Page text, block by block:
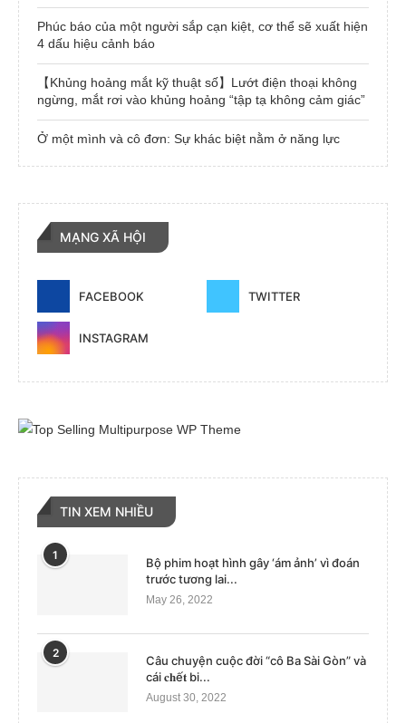
Phúc báo của một người sắp cạn kiệt, cơ thể sẽ xuất hiện
4 dấu hiệu cảnh báo
【Khủng hoảng mắt kỹ thuật số】Lướt điện thoại không
ngừng, mắt rơi vào khủng hoảng “tập tạ không cảm giác”
Ở một mình và cô đơn: Sự khác biệt nằm ở năng lực
MẠNG XÃ HỘI
FACEBOOK TWITTER
INSTAGRAM
TIN XEM NHIỀU
1
Bộ phim hoạt hình gây ‘ám ảnh’ vì đoán
trước tương lai...
May 26, 2022
2
Câu chuyện cuộc đời “cô Ba Sài Gòn” và
cái 𝐜𝐡ế𝐭 bi...
August 30, 2022